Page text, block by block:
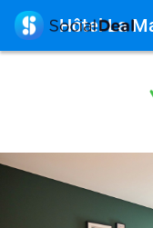
 Hôtel La